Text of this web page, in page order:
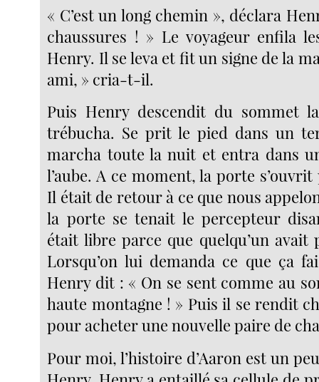
« C’est un long chemin », déclara
chaussures ! » Le voyageur enfila
Henry. Il se leva et fit un signe de la
ami, » cria-t-il.
Puis Henry descendit du sommet
trébucha. Se prit le pied dans un
marcha toute la nuit et entra dans
l’aube. A ce moment, la porte
Il était de retour à ce que nous
la porte se tenait le percepteur
était libre parce que quelqu’un avait
Lorsqu’on lui demanda ce que ça
Henry dit : « On se sent comme au
haute montagne ! » Puis il se rendit
pour acheter une nouvelle paire de
Pour moi, l’histoire d’Aaron est un